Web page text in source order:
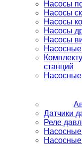
Насосы
Насосы
Насосы
Насосы
Насосы
станций
Датчики
Реле